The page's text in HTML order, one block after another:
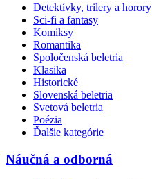
Detektívky, trilery a horory
Sci-fi a fantasy
Komiksy
Romantika
Spoločenská beletria
Klasika
Historické
Slovenská beletria
Svetová beletria
Poézia
Ďalšie kategórie
Náučná a odborná